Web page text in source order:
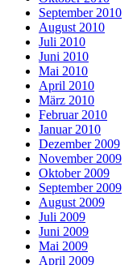
September 2010
August 2010
Juli 2010
Juni 2010
Mai 2010
April 2010
März 2010
Februar 2010
Januar 2010
Dezember 2009
November 2009
Oktober 2009
September 2009
August 2009
Juli 2009
Juni 2009
Mai 2009
April 2009